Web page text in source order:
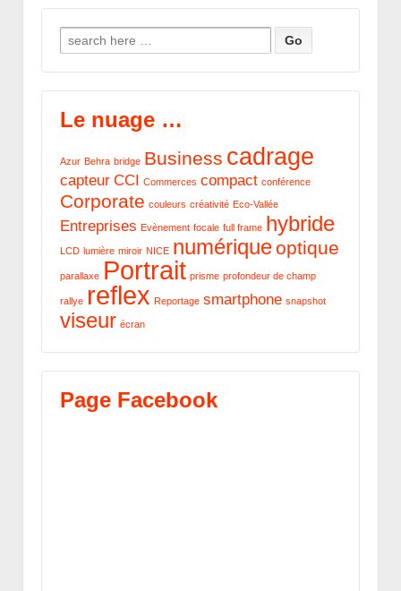
Search for:
Le nuage …
Azur Behra bridge Business cadrage
capteur CCI Commerces compact conférence
Corporate couleurs créativité Eco-Vallée
Entreprises Evènement focale full frame hybride
LCD lumière miroir NICE numériqueoptique
parallaxe Portrait prisme profondeur de champ
rallye reflex Reportage smartphone snapshot
viseur écran
Page Facebook